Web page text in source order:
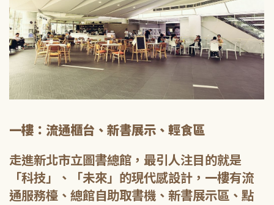
一樓：流通櫃台、新書展示、輕食區
走進新北市立圖書總館，最引人注目的就是
「科技」、「未來」的現代感設計，一樓有流
通服務檯、總館自助取書機、新書展示區、點